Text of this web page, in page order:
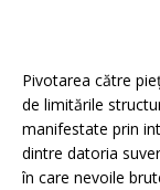
Pivotarea către
de limitările
manifestate prin
dintre datoria
în care nevoile